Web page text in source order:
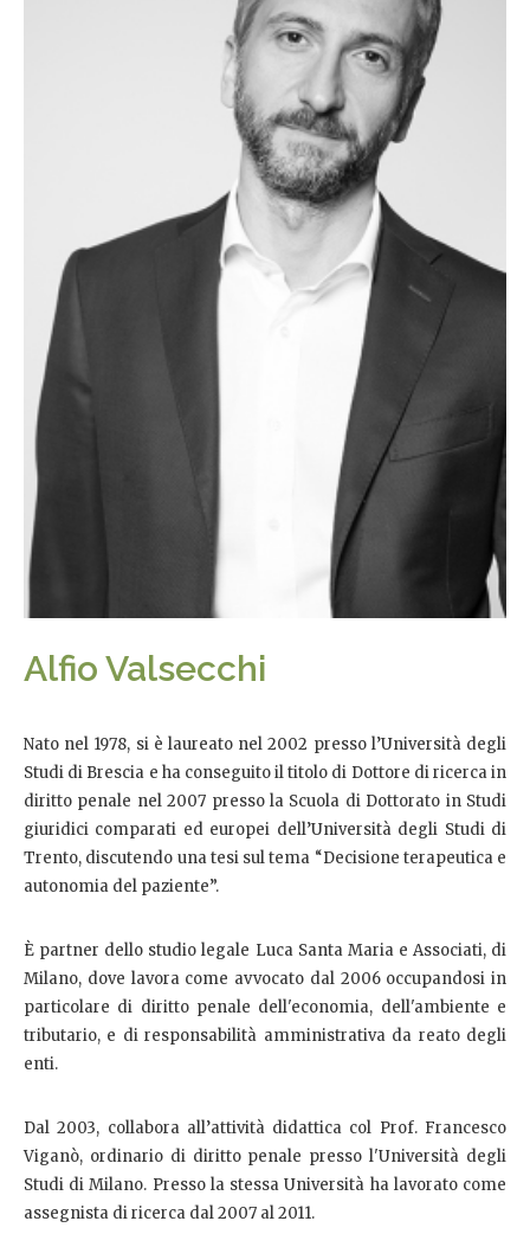
Alfio Valsecchi
Nato nel 1978, si è laureato nel 2002 presso l’Università degli
Studi di Brescia e ha conseguito il titolo di Dottore di ricerca in
diritto penale nel 2007 presso la Scuola di Dottorato in Studi
giuridici comparati ed europei dell’Università degli Studi di
Trento, discutendo una tesi sul tema “Decisione terapeutica e
autonomia del paziente”.
È partner dello studio legale Luca Santa Maria e Associati, di
Milano, dove lavora come avvocato dal 2006 occupandosi in
particolare di diritto penale dell'economia, dell'ambiente e
tributario, e di responsabilità amministrativa da reato degli
enti.
Dal 2003, collabora all’attività didattica col Prof. Francesco
Viganò, ordinario di diritto penale presso l'Università degli
Studi di Milano. Presso la stessa Università ha lavorato come
assegnista di ricerca dal 2007 al 2011.